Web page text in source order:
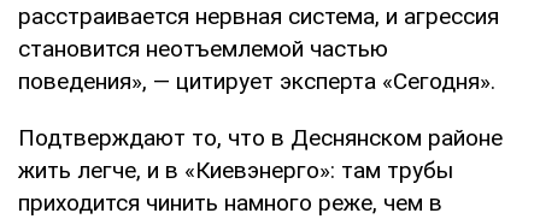
расстраивается нервная система, и агрессия
становится неотъемлемой частью
поведения», — цитирует эксперта «Сегодня».
Подтверждают то, что в Деснянском районе
жить легче, и в «Киевэнерго»: там трубы
приходится чинить намного реже, чем в